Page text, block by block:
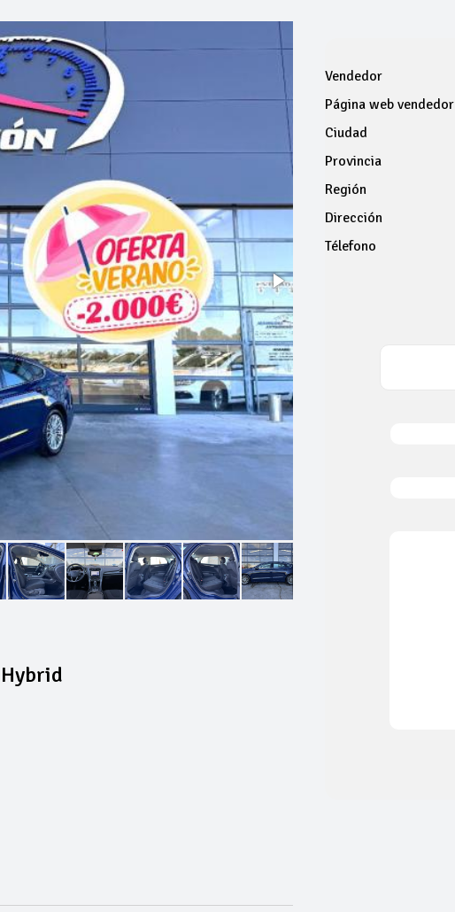
Vendedor
Página web vendedor
Ciudad
Provincia
Región
Dirección
Télefono